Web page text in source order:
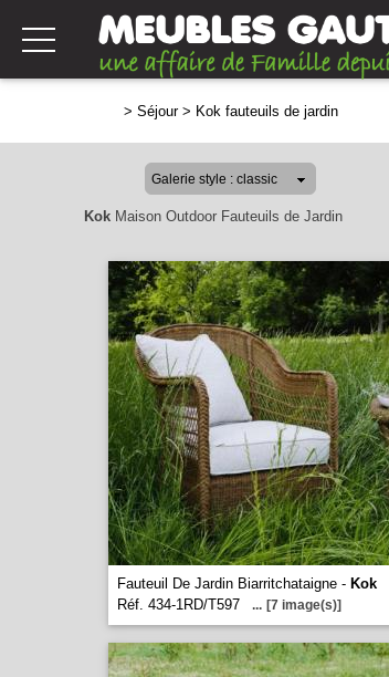
> Séjour> Kok fauteuils de jardin
Kok Maison Outdoor Fauteuils de Jardin
Fauteuil De Jardin Biarritchataigne - Kok
Réf. 434-1RD/T597
... [7 image(s)]